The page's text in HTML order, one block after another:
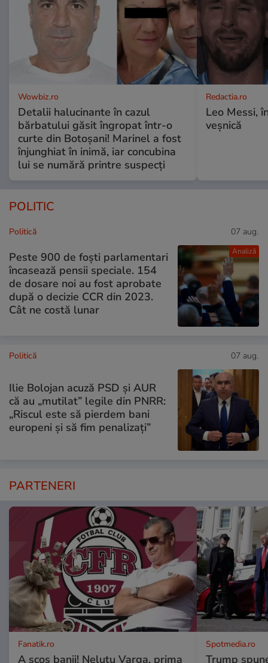
Wowbiz.ro
Detalii halucinante în cazul
bărbatului găsit îngropat într-o
curte din Botoșani! Marinel a fost
înjunghiat în inimă, iar concubina
lui se numără printre suspecți
Redactia.ro
Leo Messi,
veșnică
POLITIC
Analiză
Politică 07 aug.
Peste 900 de foști parlamentari
încasează pensii speciale. 154
de dosare noi au fost aprobate
după o decizie CCR din 2023.
Cât ne costă lunar
Politică 07 aug.
Ilie Bolojan acuză PSD și AUR
că au „mutilat” legile din PNRR:
„Riscul este să pierdem bani
europeni și să fim penalizați”
PARTENERI
Fanatik.ro
A scos banii! Neluțu Varga, prima
Spotmedia.ro
Trump